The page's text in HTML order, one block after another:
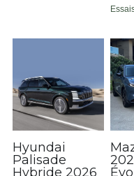
Hyundai
Palisade
Hybride 2026